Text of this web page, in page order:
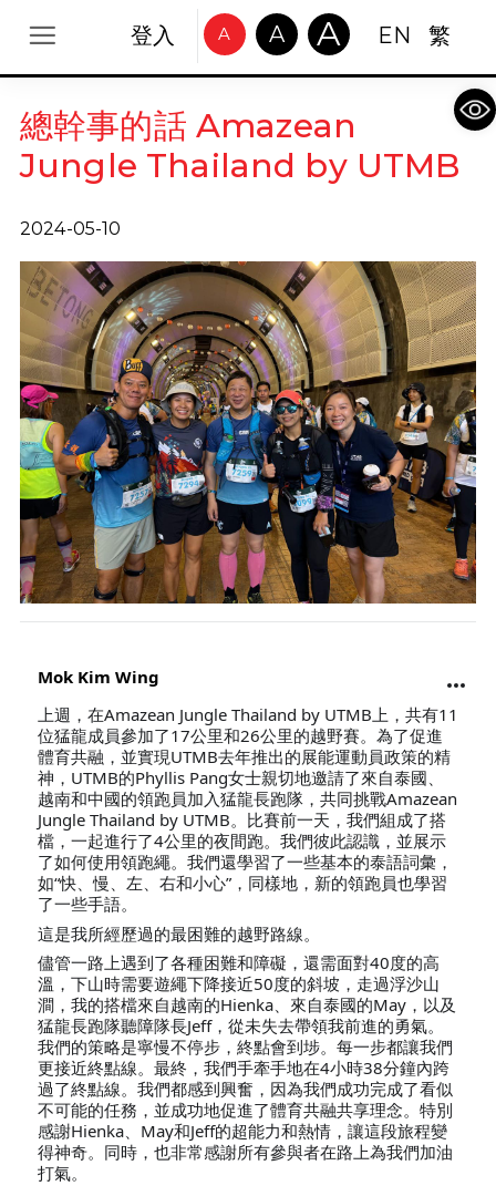
登入 A A A EN 繁
總幹事的話 Amazean
Jungle Thailand by UTMB
2024-05-10
Mok Kim Wing
上週，在Amazean Jungle Thailand by UTMB上，共有11
位猛龍成員參加了17公里和26公里的越野賽。為了促進
體育共融，並實現UTMB去年推出的展能運動員政策的精
神，UTMB的Phyllis Pang女士親切地邀請了來自泰國、
越南和中國的領跑員加入猛龍長跑隊，共同挑戰Amazean
Jungle Thailand by UTMB。比賽前一天，我們組成了搭
檔，一起進行了4公里的夜間跑。我們彼此認識，並展示
了如何使用領跑繩。我們還學習了一些基本的泰語詞彙，
如“快、慢、左、右和小心”，同樣地，新的領跑員也學習
了一些手語。
這是我所經歷過的最困難的越野路線。
儘管一路上遇到了各種困難和障礙，還需面對40度的高
溫，下山時需要遊繩下降接近50度的斜坡，走過浮沙山
澗，我的搭檔來自越南的Hienka、來自泰國的May，以及
猛龍長跑隊聽障隊長Jeff，從未失去帶領我前進的勇氣。
我們的策略是寧慢不停步，終點會到埗。每一步都讓我們
更接近終點線。最終，我們手牽手地在4小時38分鐘內跨
過了終點線。我們都感到興奮，因為我們成功完成了看似
不可能的任務，並成功地促進了體育共融共享理念。特別
感謝Hienka、May和Jeff的超能力和熱情，讓這段旅程變
得神奇。同時，也非常感謝所有參與者在路上為我們加油
打氣。